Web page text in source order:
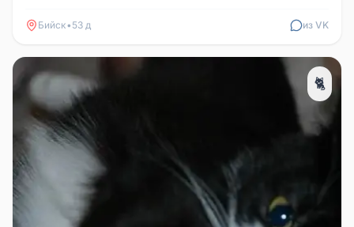
Бийск• 53 д из VK
🐈